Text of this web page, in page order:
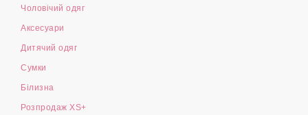
Чоловічий одяг
Аксесуари
Дитячий одяг
Сумки
Білизна
Розпродаж XS+